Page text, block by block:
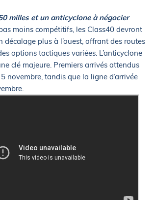
milles et un anticyclone à négocier
moins compétitifs, les Class40 devront
décalage plus à l’ouest, offrant des routes
options tactiques variées. L’anticyclone
clé majeure. Premiers arrivés attendus
novembre, tandis que la ligne d’arrivée